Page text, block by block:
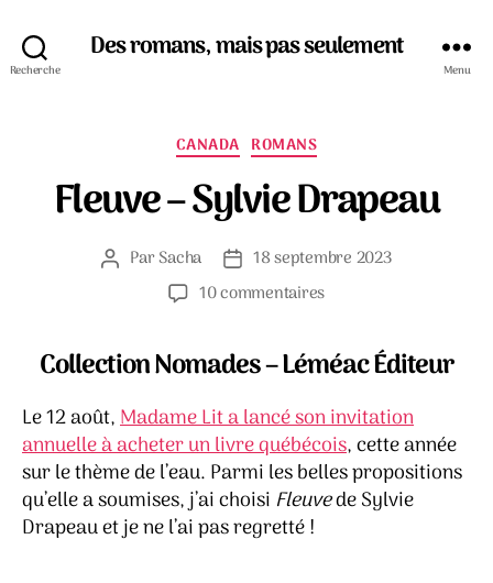
Recherche
Des romans, mais pas seulement
Menu
Catégories
CANADA ROMANS
Fleuve – Sylvie Drapeau
Auteur
ParSacha
Date
de
l’article
18 septembre 2023
10 commentairessur
Sylvie
Collection Nomades – Léméac Éditeur
Le 12 août,Madame Lit a lancé son invitation
annuelle à acheter un livre québécois, cette année
sur le thème de l’eau. Parmi les belles propositions
qu’elle a soumises, j’ai choisi Fleuvede Sylvie
Drapeau et je ne l’ai pas regretté !